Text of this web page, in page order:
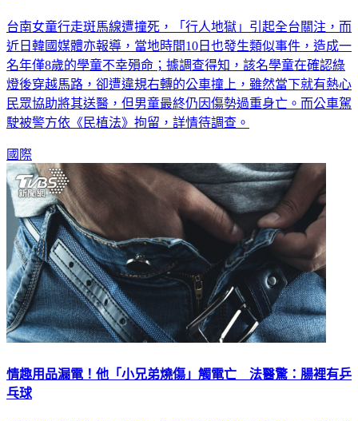
台南女童行走斑馬線遭撞死，「行人地獄」引起全台關注，而
近日韓國媒體亦報導，當地時間10日也發生類似事件，造成一
名年僅8歲的學童不幸殞命；據調查得知，該名學童在確認綠
燈後穿越馬路，卻遭違規右轉的公車撞上，雖然當下就有熱心
民眾協助將其送醫，但男童最終仍因傷勢過重身亡。而公車駕
駛被警方依《民植法》拘留，詳情待調查。
國際
情趣用品漏電！他「小兄弟燒傷」觸電亡 法醫驚：腸裡有乒
乓球